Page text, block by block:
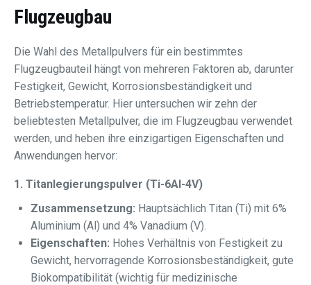
Flugzeugbau
Die Wahl des Metallpulvers für ein bestimmtes
Flugzeugbauteil hängt von mehreren Faktoren ab, darunter
Festigkeit, Gewicht, Korrosionsbeständigkeit und
Betriebstemperatur. Hier untersuchen wir zehn der
beliebtesten Metallpulver, die im Flugzeugbau verwendet
werden, und heben ihre einzigartigen Eigenschaften und
Anwendungen hervor:
1. Titanlegierungspulver (Ti-6Al-4V)
Zusammensetzung: Hauptsächlich Titan (Ti) mit 6%
Aluminium (Al) und 4% Vanadium (V).
Eigenschaften: Hohes Verhältnis von Festigkeit zu
Gewicht, hervorragende Korrosionsbeständigkeit, gute
Biokompatibilität (wichtig für medizinische